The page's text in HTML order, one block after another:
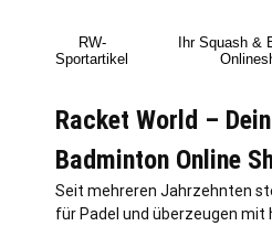
RW-
Sportartikel
Ihr Squash &
Racket World –
Badminton Online
Seit mehreren Jahrzehnten
für Padel und überzeugen mit